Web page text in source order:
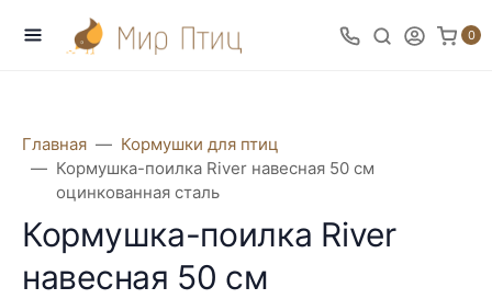
0
Главная
Кормушки для птиц
Кормушка-поилка River навесная 50 см
оцинкованная сталь
Кормушка-поилка River
навесная 50 см